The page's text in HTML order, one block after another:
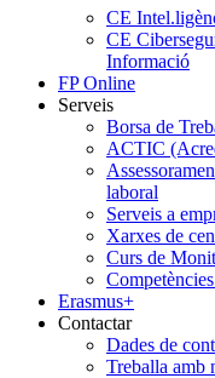
CE
CE
Informació
FP Online
Serveis
Borsa de
ACTIC
laboral
Serveis a
Xarxes de
Curs de
Erasmus+
Contactar
Dades de
Treballa amb